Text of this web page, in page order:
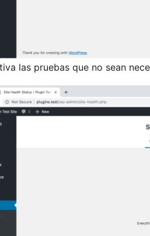
las pruebas que no sean